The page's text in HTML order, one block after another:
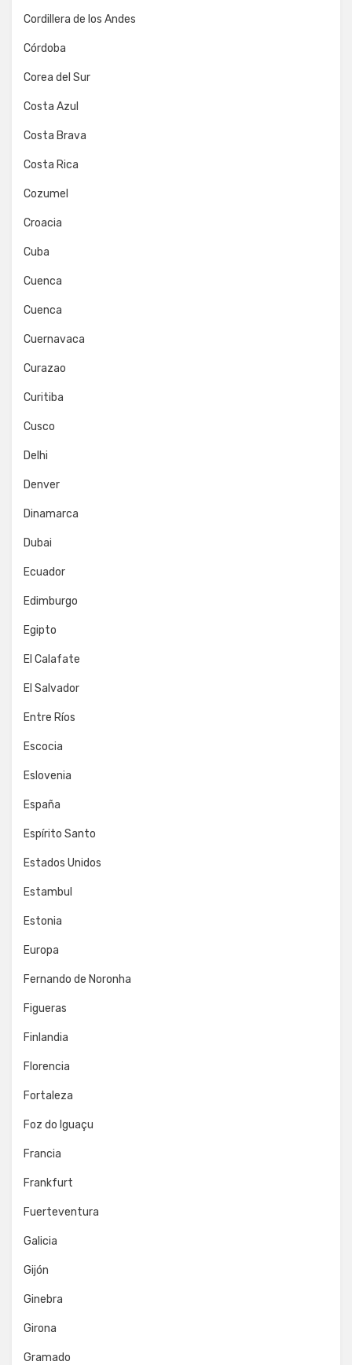
Cordillera de los Andes
Córdoba
Corea del Sur
Costa Azul
Costa Brava
Costa Rica
Cozumel
Croacia
Cuba
Cuenca
Cuenca
Cuernavaca
Curazao
Curitiba
Cusco
Delhi
Denver
Dinamarca
Dubai
Ecuador
Edimburgo
Egipto
El Calafate
El Salvador
Entre Ríos
Escocia
Eslovenia
España
Espírito Santo
Estados Unidos
Estambul
Estonia
Europa
Fernando de Noronha
Figueras
Finlandia
Florencia
Fortaleza
Foz do Iguaçu
Francia
Frankfurt
Fuerteventura
Galicia
Gijón
Ginebra
Girona
Gramado